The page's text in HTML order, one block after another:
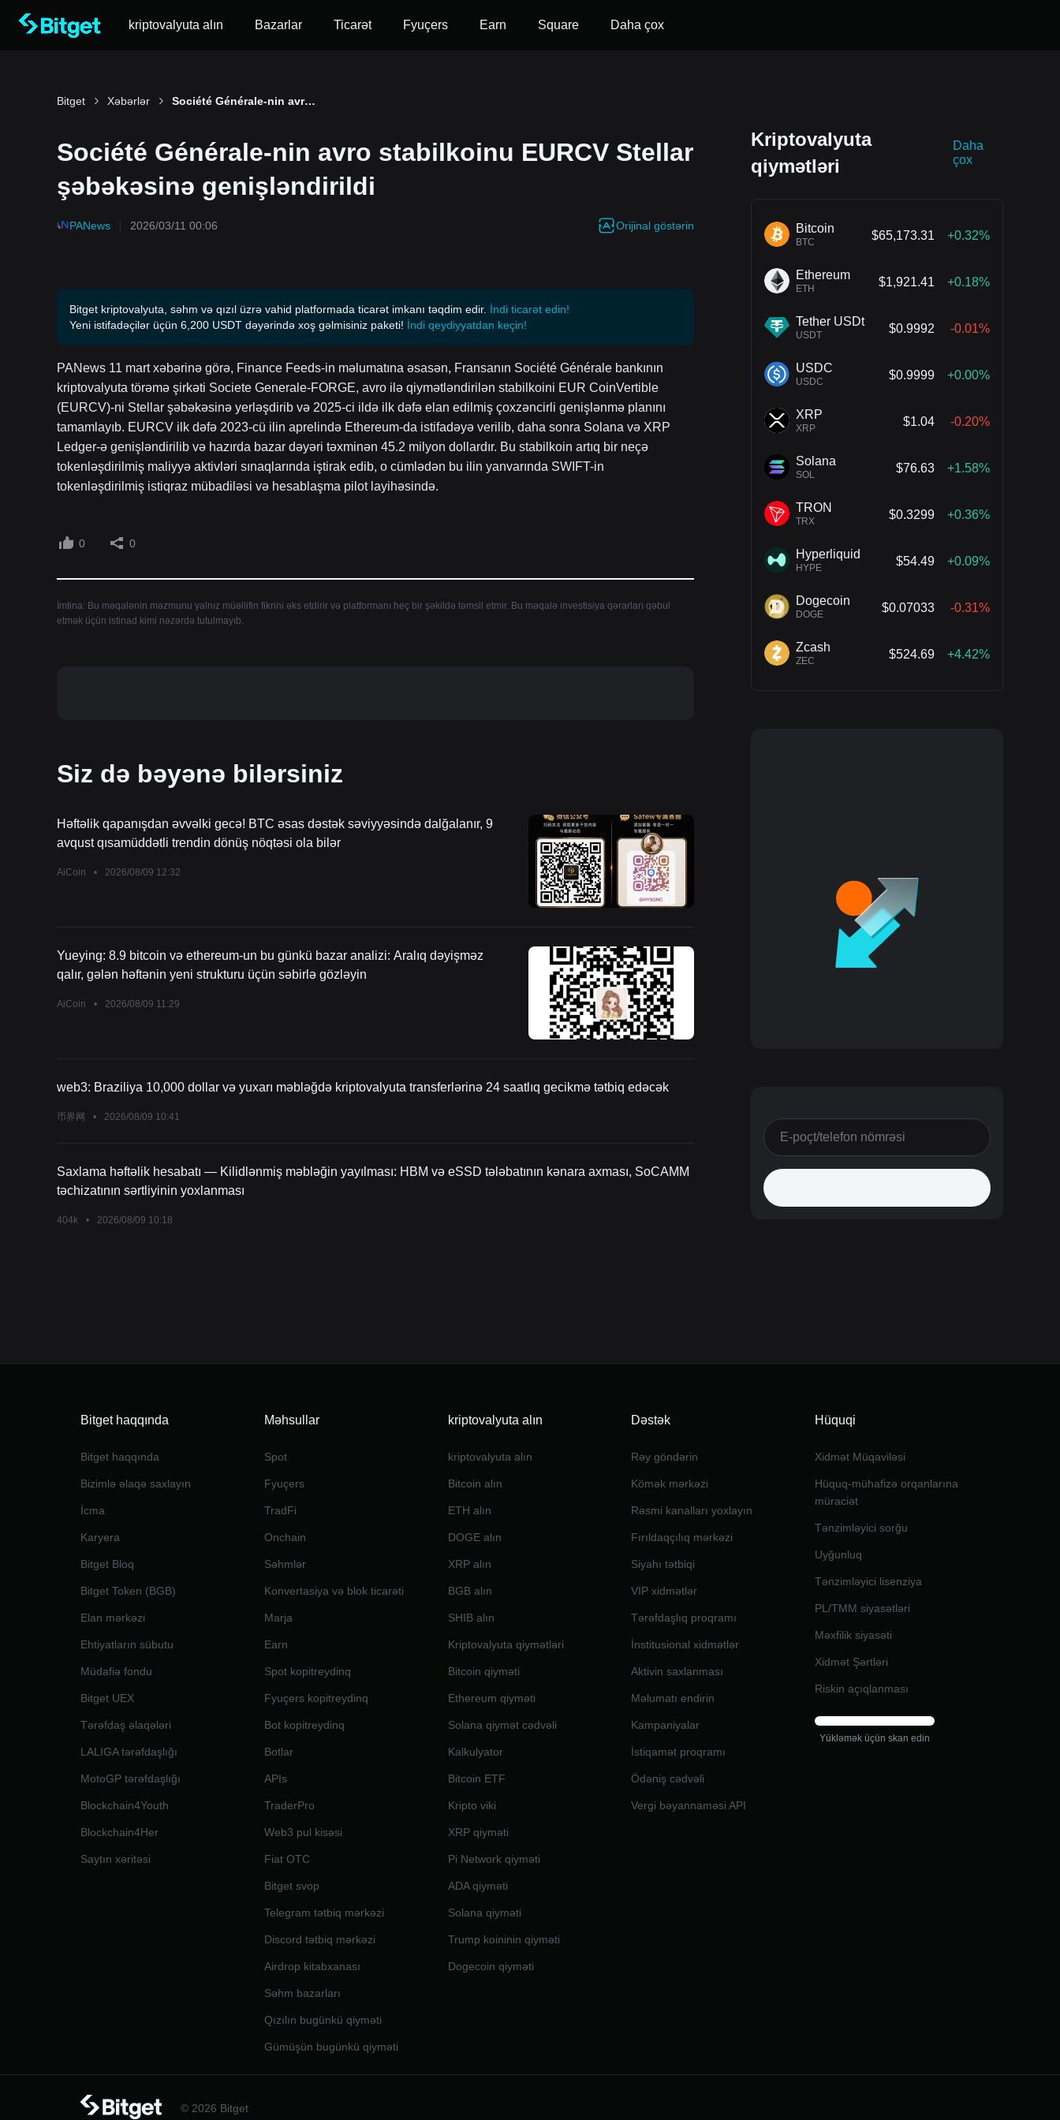
kriptovalyuta alın Bazarlar Ticarət Fyuçers Earn Square Daha çox
Bitget Xəbərlər Société Générale-nin avro stabilkoinu EURCV Stellar şəbəkəsinə genişləndirildi
Société Générale-nin avro stabilkoinu EURCV Stellar
şəbəkəsinə genişləndirildi
PANews 2026/03/11 00:06 Orijinal göstərin
Bitget kriptovalyuta, səhm və qızıl üzrə vahid platformada ticarət imkanı təqdim edir. İndi ticarət edin!
Yeni istifadəçilər üçün 6,200 USDT dəyərində xoş gəlmisiniz paketi! İndi qeydiyyatdan keçin!
PANews 11 mart xəbərinə görə, Finance Feeds-in məlumatına əsasən, Fransanın Société Générale bankının
kriptovalyuta törəmə şirkəti Societe Generale-FORGE, avro ilə qiymətləndirilən stabilkoini EUR CoinVertible
(EURCV)-ni Stellar şəbəkəsinə yerləşdirib və 2025-ci ildə ilk dəfə elan edilmiş çoxzəncirli genişlənmə planını
tamamlayıb. EURCV ilk dəfə 2023-cü ilin aprelində Ethereum-da istifadəyə verilib, daha sonra Solana və XRP
Ledger-ə genişləndirilib və hazırda bazar dəyəri təxminən 45.2 milyon dollardır. Bu stabilkoin artıq bir neçə
tokenləşdirilmiş maliyyə aktivləri sınaqlarında iştirak edib, o cümlədən bu ilin yanvarında SWIFT-in
tokenləşdirilmiş istiqraz mübadiləsi və hesablaşma pilot layihəsində.
0 0
İmtina: Bu məqalənin məzmunu yalnız müəllifin fikrini əks etdirir və platformanı heç bir şəkildə təmsil etmir. Bu məqalə investisiya qərarları qəbul
etmək üçün istinad kimi nəzərdə tutulmayıb.
Siz də bəyənə bilərsiniz
Həftəlik qapanışdan əvvəlki gecə! BTC əsas dəstək səviyyəsində dalğalanır, 9
avqust qısamüddətli trendin dönüş nöqtəsi ola bilər
AiCoin • 2026/08/09 12:32
Yueying: 8.9 bitcoin və ethereum-un bu günkü bazar analizi: Aralıq dəyişməz
qalır, gələn həftənin yeni strukturu üçün səbirlə gözləyin
AiCoin • 2026/08/09 11:29
web3: Braziliya 10,000 dollar və yuxarı məbləğdə kriptovalyuta transferlərinə 24 saatlıq gecikmə tətbiq edəcək
币界网 • 2026/08/09 10:41
Saxlama həftəlik hesabatı — Kilidlənmiş məbləğin yayılması: HBM və eSSD tələbatının kənara axması, SoCAMM
təchizatının sərtliyinin yoxlanması
404k • 2026/08/09 10:18
Kriptovalyuta
qiymətləri
Daha
çox
Bitcoin
BTC
$65,173.31 +0.32%
Ethereum
ETH
$1,921.41 +0.18%
Tether USDt
USDT
$0.9992 -0.01%
USDC
USDC
$0.9999 +0.00%
XRP
XRP
$1.04 -0.20%
Solana
SOL
$76.63 +1.58%
TRON
TRX
$0.3299 +0.36%
Hyperliquid
HYPE
$54.49 +0.09%
Dogecoin
DOGE
$0.07033 -0.31%
Zcash
ZEC
$524.69 +4.42%
Bitget haqqında
Bitget haqqında
Bizimlə əlaqə saxlayın
İcma
Karyera
Bitget Bloq
Bitget Token (BGB)
Elan mərkəzi
Ehtiyatların sübutu
Müdafiə fondu
Bitget UEX
Tərəfdaş əlaqələri
LALIGA tərəfdaşlığı
MotoGP tərəfdaşlığı
Blockchain4Youth
Blockchain4Her
Saytın xəritəsi
Məhsullar
Spot
Fyuçers
TradFi
Onchain
Səhmlər
Konvertasiya və blok ticarəti
Marja
Earn
Spot kopitreydinq
Fyuçers kopitreydinq
Bot kopitreydinq
Botlar
APIs
TraderPro
Web3 pul kisəsi
Fiat OTC
Bitget svop
Telegram tətbiq mərkəzi
Discord tətbiq mərkəzi
Airdrop kitabxanası
Səhm bazarları
Qızılın bugünkü qiyməti
Gümüşün bugünkü qiyməti
kriptovalyuta alın
kriptovalyuta alın
Bitcoin alın
ETH alın
DOGE alın
XRP alın
BGB alın
SHIB alın
Kriptovalyuta qiymətləri
Bitcoin qiyməti
Ethereum qiyməti
Solana qiymət cədvəli
Kalkulyator
Bitcoin ETF
Kripto viki
XRP qiyməti
Pi Network qiyməti
ADA qiyməti
Solana qiyməti
Trump koininin qiyməti
Dogecoin qiyməti
Dəstək
Rəy göndərin
Kömək mərkəzi
Rəsmi kanalları yoxlayın
Fırıldaqçılıq mərkəzi
Siyahı tətbiqi
VIP xidmətlər
Tərəfdaşlıq proqramı
İnstitusional xidmətlər
Aktivin saxlanması
Məlumatı endirin
Kampaniyalar
İstiqamət proqramı
Ödəniş cədvəli
Vergi bəyannaməsi API
Hüquqi
Xidmət Müqaviləsi
Hüquq-mühafizə orqanlarına
müraciət
Tənzimləyici sorğu
Uyğunluq
Tənzimləyici lisenziya
PL/TMM siyasətləri
Məxfilik siyasəti
Xidmət Şərtləri
Riskin açıqlanması
Yükləmək üçün skan edin
© 2026 Bitget